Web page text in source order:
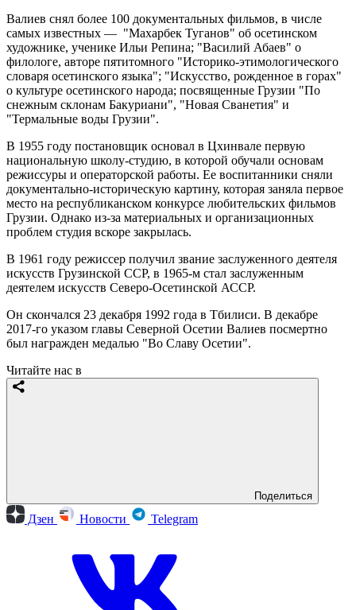
Валиев снял более 100 документальных фильмов, в числе
самых известных — "Махарбек Туганов" об осетинском
художнике, ученике Ильи Репина; "Василий Абаев" о
филологе, авторе пятитомного "Историко-этимологического
словаря осетинского языка"; "Искусство, рожденное в горах"
о культуре осетинского народа; посвященные Грузии "По
снежным склонам Бакуриани", "Новая Сванетия" и
"Термальные воды Грузии".
В 1955 году постановщик основал в Цхинвале первую
национальную школу-студию, в которой обучали основам
режиссуры и операторской работы. Ее воспитанники сняли
документально-историческую картину, которая заняла первое
место на республиканском конкурсе любительских фильмов
Грузии. Однако из-за материальных и организационных
проблем студия вскоре закрылась.
В 1961 году режиссер получил звание заслуженного деятеля
искусств Грузинской ССР, в 1965-м стал заслуженным
деятелем искусств Северо-Осетинской АССР.
Он скончался 23 декабря 1992 года в Тбилиси. В декабре
2017-го указом главы Северной Осетии Валиев посмертно
был награжден медалью "Во Славу Осетии".
Читайте нас в
Поделиться
Дзен Новости Telegram